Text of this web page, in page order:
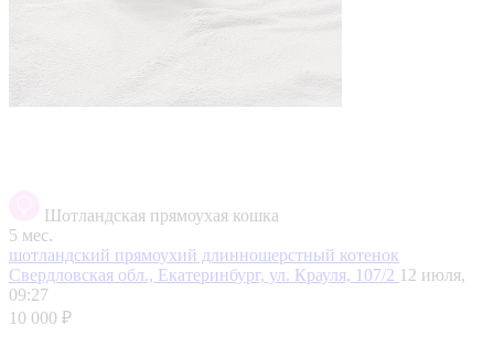
Шотландская прямоухая кошка
5 мес.
шотландский прямоухий длинношерстный котенок
Свердловская обл., Екатеринбург, ул. Крауля, 107/2 12 июля,
09:27
10 000 ₽